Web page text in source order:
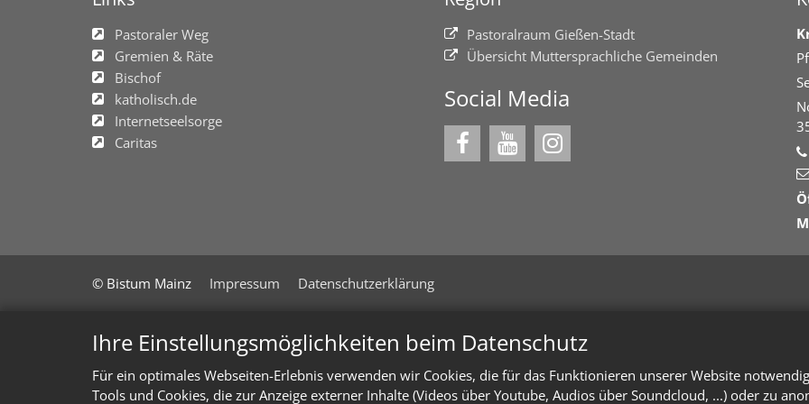
Ihre Einstellungsmöglichkeiten beim Datenschutz
Für ein optimales Webseiten-Erlebnis verwenden wir Cookies, die für das Funktionieren unserer Website
Tools und Cookies, die zur Anzeige externer Inhalte (Videos über Youtube, Audios über Soundcloud, ...) oder zu
Pastoraler Weg
Gremien & Räte
Bischof
katholisch.de
Internetseelsorge
Caritas
Pastoralraum Gießen-Stadt
Übersicht Muttersprachliche Gemeinden
Social Media
© Bistum Mainz Impressum Datenschutzerklärung